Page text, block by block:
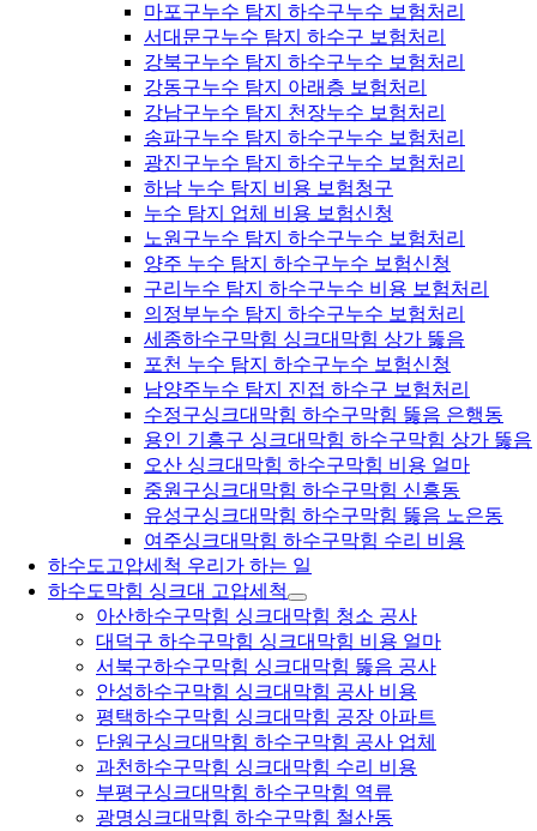
마포구누수 탐지 하수구누수 보험처리
서대문구누수 탐지 하수구 보험처리
강북구누수 탐지 하수구누수 보험처리
강동구누수 탐지 아래층 보험처리
강남구누수 탐지 천장누수 보험처리
송파구누수 탐지 하수구누수 보험처리
광진구누수 탐지 하수구누수 보험처리
하남 누수 탐지 비용 보험청구
누수 탐지 업체 비용 보험신청
노원구누수 탐지 하수구누수 보험처리
양주 누수 탐지 하수구누수 보험신청
구리누수 탐지 하수구누수 비용 보험처리
의정부누수 탐지 하수구누수 보험처리
세종하수구막힘 싱크대막힘 상가 뚫음
포천 누수 탐지 하수구누수 보험신청
남양주누수 탐지 진접 하수구 보험처리
수정구싱크대막힘 하수구막힘 뚫음 은행동
용인 기흥구 싱크대막힘 하수구막힘 상가 뚫음
오산 싱크대막힘 하수구막힘 비용 얼마
중원구싱크대막힘 하수구막힘 신흥동
유성구싱크대막힘 하수구막힘 뚫음 노은동
여주싱크대막힘 하수구막힘 수리 비용
하수도고압세척 우리가 하는 일
하수도막힘 싱크대 고압세척
아산하수구막힘 싱크대막힘 청소 공사
대덕구 하수구막힘 싱크대막힘 비용 얼마
서북구하수구막힘 싱크대막힘 뚫음 공사
안성하수구막힘 싱크대막힘 공사 비용
평택하수구막힘 싱크대막힘 공장 아파트
단원구싱크대막힘 하수구막힘 공사 업체
과천하수구막힘 싱크대막힘 수리 비용
부평구싱크대막힘 하수구막힘 역류
광명싱크대막힘 하수구막힘 철산동